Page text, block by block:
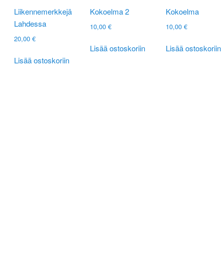
Liikennemerkkejä
Lahdessa
20,00 €
Lisää ostoskoriin
Kokoelma 2
10,00 €
Lisää ostoskoriin
Kokoelma
10,00 €
Lisää ostoskoriin